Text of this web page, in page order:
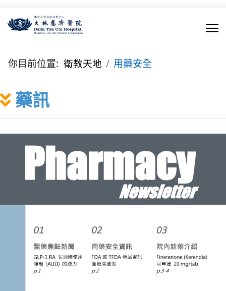
你目前位置: 衛教天地 用藥安全
藥訊